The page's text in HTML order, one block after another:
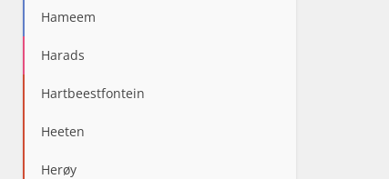
Hameem
Harads
Hartbeestfontein
Heeten
Herøy